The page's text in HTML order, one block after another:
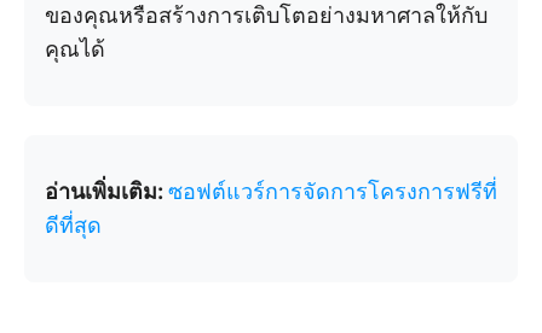
ของคุณหรือสร้างการเติบโตอย่างมหาศาลให้กับ
คุณได้
อ่านเพิ่มเติม: ซอฟต์แวร์การจัดการโครงการฟรีที่
ดีที่สุด